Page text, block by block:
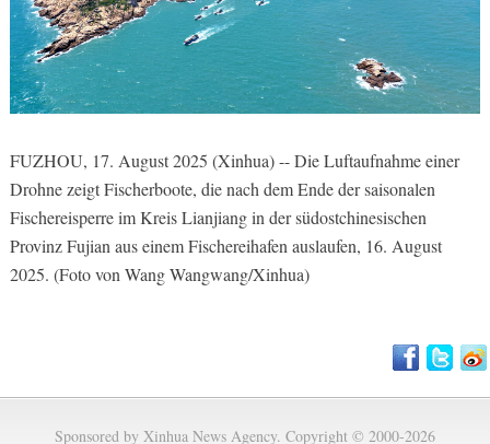
FUZHOU, 17. August 2025 (Xinhua) -- Die Luftaufnahme einer
Drohne zeigt Fischerboote, die nach dem Ende der saisonalen
Fischereisperre im Kreis Lianjiang in der südostchinesischen
Provinz Fujian aus einem Fischereihafen auslaufen, 16. August
2025. (Foto von Wang Wangwang/Xinhua)
Sponsored by Xinhua News Agency. Copyright © 2000-2026